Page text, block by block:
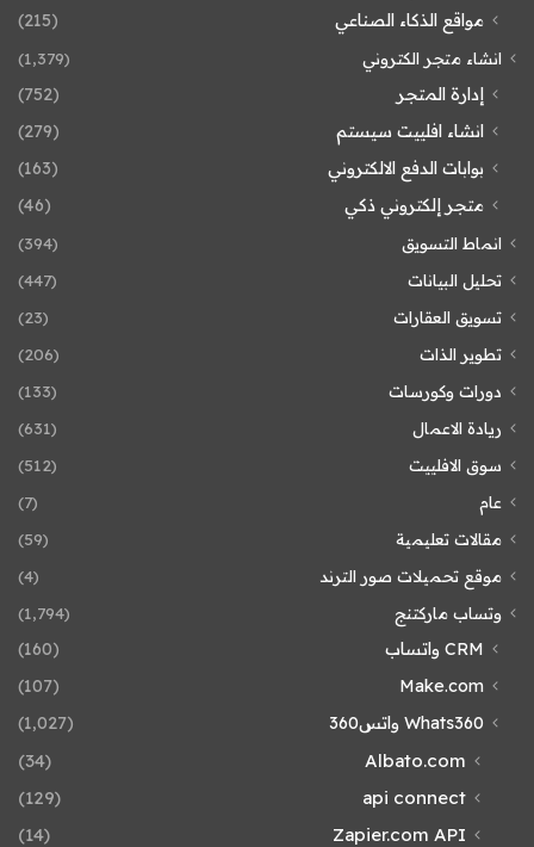
مواقع الذكاء الصناعي (215)
انشاء متجر الكتروني (1٬379)
إدارة المتجر
(752)
انشاء افلييت سيستم
(279)
بوابات الدفع الالكتروني
(163)
متجر إلكتروني ذكي
(46)
انماط التسويق
(394)
تحليل البيانات
(447)
تسويق العقارات
(23)
تطوير الذات
(206)
دورات وكورسات
(133)
ريادة الاعمال
(631)
سوق الافلييت
(512)
عام
(7)
مقالات تعليمية
(59)
موقع تحميلات صور الترند
(4)
وتساب ماركتنج
(1٬794)
CRM واتساب
(160)
Make.com
(107)
Whats360 واتس360
(1٬027)
Albato.com
(34)
api connect
(129)
Zapier.com API
(14)